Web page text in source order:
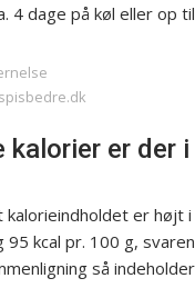
4 dage på køl eller op
kalorier er der
er højt i
95 kcal pr. 100 g,
så